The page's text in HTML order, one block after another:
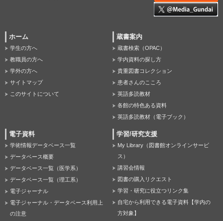
ホーム
学生の方へ
教職員の方へ
学外の方へ
サイトマップ
このサイトについて
蔵書案内
蔵書検索（OPAC）
学内資料の探し方
貴重図書コレクション
患者さんのこころ
英語多読教材
各館の特色ある資料
英語多読教材（電子ブック）
電子資料
学術情報データベース一覧
データベース概要
データベース一覧（医学系）
データベース一覧（理工系）
電子ジャーナル
電子ジャーナル・データベース利用上
の注意
学習/研究支援
My Library（図書館オンラインサービ
ス）
講習会情報
図書の購入リクエスト
学習・研究に役立つリンク集
自宅から利用できる電子資料【学内の
方対象】